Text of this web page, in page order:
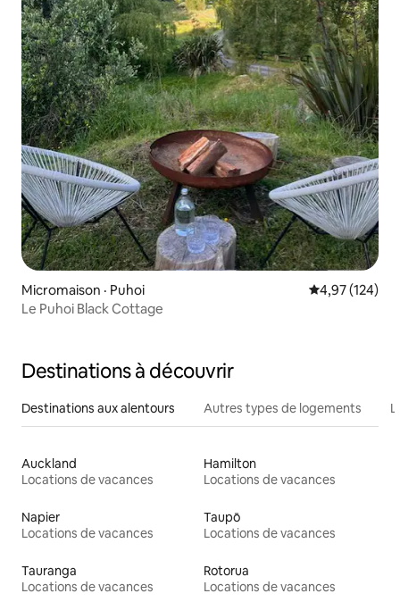
Micromaison · Puhoi Note
4,97 (124)
Le Puhoi Black Cottage
Destinations à découvrir
Destinations aux alentours Autres types de logements
Auckland
Locations de vacances
Hamilton
Locations de vacances
Napier
Locations de vacances
Taupō
Locations de vacances
Tauranga
Locations de vacances
Rotorua
Locations de vacances